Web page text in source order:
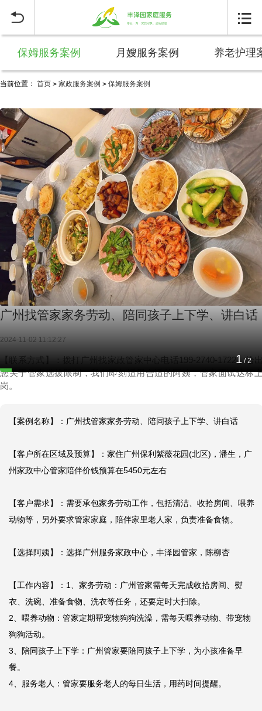
 
保姆服务案例 月嫂服务案例 养老护理
当前位置： 首页 > 家政服务案例 > 保姆服务案例
1 /2
广州找管家家务劳动、陪同孩子上下学、讲白话
2024-11-02 11:12:27
【联系方式】：拨打广州找家政管家中心电话199-2740-1722，给
您关于管家选拔限制，我们即刻适用合适的阿姨，管家面试达标
岗。
【案例名称】：广州找管家家务劳动、陪同孩子上下学、讲白话
【客户所在区域及预算】：家住广州保利紫薇花园(北区)，潘生，广
州家政中心管家陪伴价钱预算在5450元左右
【客户需求】：需要承包家务劳动工作，包括清洁、收拾房间、喂养
动物等，另外要求管家家庭，陪伴家里老人家，负责准备食物。
【选择阿姨】：选择广州服务家政中心，丰泽园管家，陈柳杏
【工作内容】：1、家务劳动：广州管家需每天完成收拾房间、熨
衣、洗碗、准备食物、洗衣等任务，还要定时大扫除。
2、喂养动物：管家定期帮宠物狗狗洗澡，需每天喂养动物、带宠物
狗狗活动。
3、陪同孩子上下学：广州管家要陪同孩子上下学，为小孩准备早
餐。
4、服务老人：管家要服务老人的每日生活，用药时间提醒。